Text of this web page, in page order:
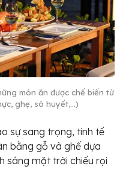
món ăn được chế biến từ
ghẹ, sò huyết,…)
sự sang trọng, tinh tế
bằng gỗ và ghế dựa
sáng mặt trời chiếu rọi